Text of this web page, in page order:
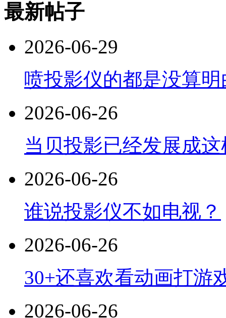
最新帖子
2026-06-29
喷投影仪的都是没算
2026-06-26
当贝投影已经发展成
2026-06-26
谁说投影仪不如电视？
2026-06-26
30+还喜欢看动画打游
2026-06-26